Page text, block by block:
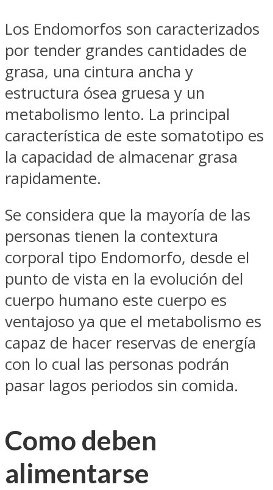
Los Endomorfos son caracterizados
por tender grandes cantidades de
grasa, una cintura ancha y
estructura ósea gruesa y un
metabolismo lento. La principal
característica de este somatotipo es
la capacidad de almacenar grasa
rapidamente.
Se considera que la mayoría de las
personas tienen la contextura
corporal tipo Endomorfo, desde el
punto de vista en la evolución del
cuerpo humano este cuerpo es
ventajoso ya que el metabolismo es
capaz de hacer reservas de energía
con lo cual las personas podrán
pasar lagos periodos sin comida.
Como deben
alimentarse